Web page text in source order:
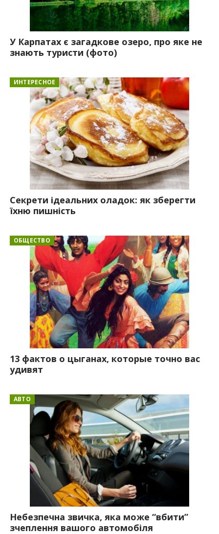
У Карпатах є загадкове озеро, про яке не
знають туристи (фото)
ИНТЕРЕСНОЕ
Секрети ідеальних оладок: як зберегти
їхню пишність
ОБЩЕСТВО
13 фактов о цыганах, которые точно вас
удивят
АВТО
Небезпечна звичка, яка може “вбити”
зчеплення вашого автомобіля